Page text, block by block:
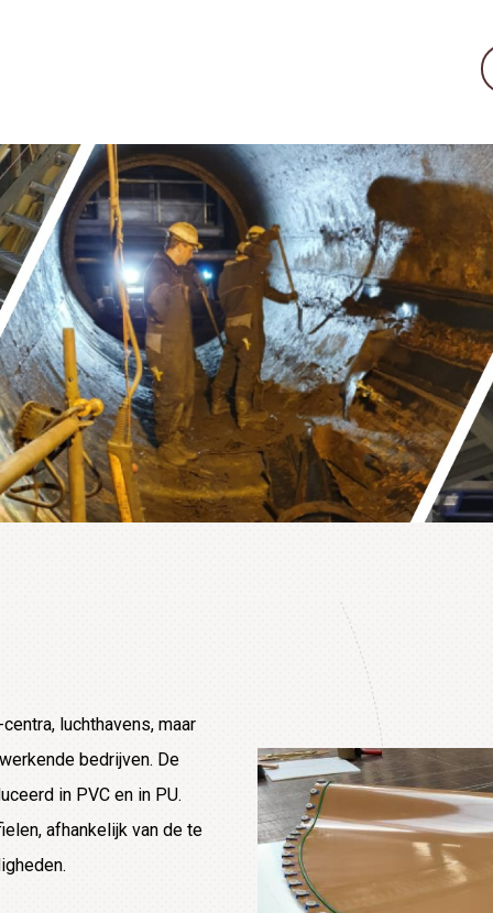
luchthavens, maar
bedrijven. De
in PVC en in PU.
afhankelijk van de te